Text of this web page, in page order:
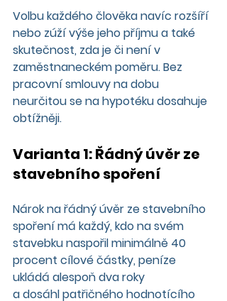
Volbu každého člověka navíc rozšíří
nebo zúží výše jeho příjmu a také
skutečnost, zda je či není v
zaměstnaneckém poměru. Bez
pracovní smlouvy na dobu
neurčitou se na hypotéku dosahuje
obtížněji.
Varianta 1: Řádný úvěr ze
stavebního spoření
Nárok na řádný úvěr ze stavebního
spoření má každý, kdo na svém
stavebku naspořil minimálně 40
procent cílové částky, peníze
ukládá alespoň dva roky
a dosáhl patřičného hodnotícího